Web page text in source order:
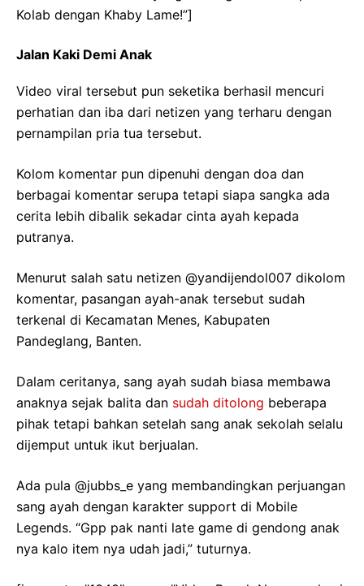
Kolab dengan Khaby Lame!”]
Jalan Kaki Demi Anak
Video viral tersebut pun seketika berhasil mencuri
perhatian dan iba dari netizen yang terharu dengan
pernampilan pria tua tersebut.
Kolom komentar pun dipenuhi dengan doa dan
berbagai komentar serupa tetapi siapa sangka ada
cerita lebih dibalik sekadar cinta ayah kepada
putranya.
Menurut salah satu netizen @yandijendol007 dikolom
komentar, pasangan ayah-anak tersebut sudah
terkenal di Kecamatan Menes, Kabupaten
Pandeglang, Banten.
Dalam ceritanya, sang ayah sudah biasa membawa
anaknya sejak balita dan sudah ditolong beberapa
pihak tetapi bahkan setelah sang anak sekolah selalu
dijemput untuk ikut berjualan.
Ada pula @jubbs_e yang membandingkan perjuangan
sang ayah dengan karakter support di Mobile
Legends. “Gpp pak nanti late game di gendong anak
nya kalo item nya udah jadi,” tuturnya.